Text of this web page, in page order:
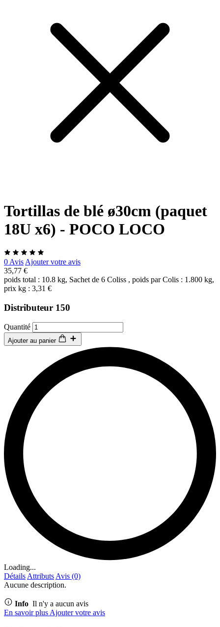
Tortillas de blé ø30cm (paquet
18U x6) - POCO LOCO
0 Avis Ajouter votre avis
35,77 €
poids total : 10.8 kg, Sachet de 6 Coliss , poids par Colis : 1.800 kg,
prix kg : 3,31 €
Distributeur 150
Quantité
Ajouter au panier
Loading...
Détails Attributs Avis (0)
Aucune description.
Info Il n'y a aucun avis
En savoir plus Ajouter votre avis